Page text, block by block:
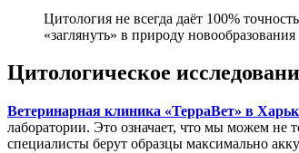
Цитология не всегда даёт 100%
«заглянуть» в природу
Цитологическое
Ветеринарная клиника «ТерраВет» в
лаборатории. Это означает, что мы можем не
специалисты берут образцы максимально